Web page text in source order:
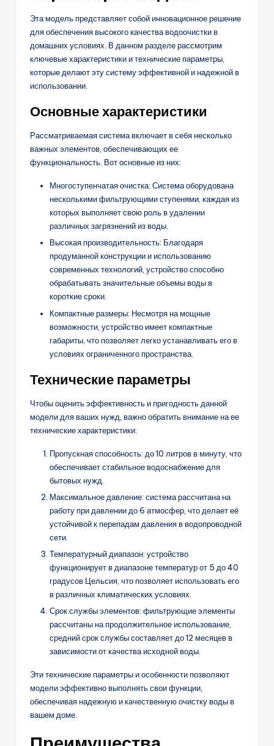
Эта модель представляет собой инновационное решение
для обеспечения высокого качества водоочистки в
домашних условиях. В данном разделе рассмотрим
ключевые характеристики и технические параметры,
которые делают эту систему эффективной и надежной в
использовании.
Основные характеристики
Рассматриваемая система включает в себя несколько
важных элементов, обеспечивающих ее
функциональность. Вот основные из них:
Многоступенчатая очистка: Система оборудована
несколькими фильтрующими ступенями, каждая из
которых выполняет свою роль в удалении
различных загрязнений из воды.
Высокая производительность: Благодаря
продуманной конструкции и использованию
современных технологий, устройство способно
обрабатывать значительные объемы воды в
короткие сроки.
Компактные размеры: Несмотря на мощные
возможности, устройство имеет компактные
габариты, что позволяет легко устанавливать его в
условиях ограниченного пространства.
Технические параметры
Чтобы оценить эффективность и пригодность данной
модели для ваших нужд, важно обратить внимание на ее
технические характеристики:
Пропускная способность: до 10 литров в минуту, что
обеспечивает стабильное водоснабжение для
бытовых нужд.
Максимальное давление: система рассчитана на
работу при давлении до 6 атмосфер, что делает её
устойчивой к перепадам давления в водопроводной
сети.
Температурный диапазон: устройство
функционирует в диапазоне температур от 5 до 40
градусов Цельсия, что позволяет использовать его
в различных климатических условиях.
Срок службы элементов: фильтрующие элементы
рассчитаны на продолжительное использование,
средний срок службы составляет до 12 месяцев в
зависимости от качества исходной воды.
Эти технические параметры и особенности позволяют
модели эффективно выполнять свои функции,
обеспечивая надежную и качественную очистку воды в
вашем доме.